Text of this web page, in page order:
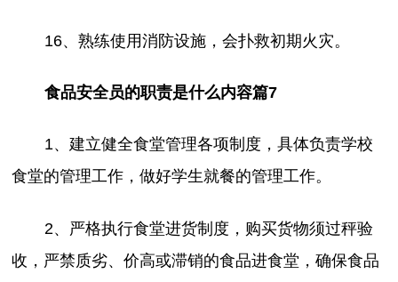
16、熟练使用消防设施，会扑救初期火灾。
食品安全员的职责是什么内容篇7
1、建立健全食堂管理各项制度，具体负责学校
食堂的管理工作，做好学生就餐的管理工作。
2、严格执行食堂进货制度，购买货物须过秤验
收，严禁质劣、价高或滞销的食品进食堂，确保食品